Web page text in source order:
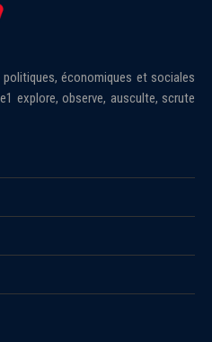
économiques et sociales
explore, observe, ausculte, scrute